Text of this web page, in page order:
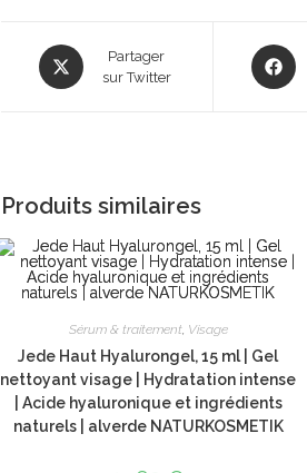
Opens
in
Partager
sur Twitter
Opens
in
Produits similaires
Sérum & traitement, Visage
Jede Haut Hyalurongel, 15 ml | Gel
nettoyant visage | Hydratation intense
| Acide hyaluronique et ingrédients
naturels | alverde NATURKOSMETIK